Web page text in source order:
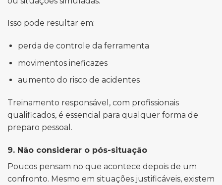
Isso pode resultar em:
perda de controle da ferramenta
movimentos ineficazes
aumento do risco de acidentes
Treinamento responsável, com profissionais
qualificados, é essencial para qualquer forma de
preparo pessoal.
9. Não considerar o pós-situação
Poucos pensam no que acontece depois de um
confronto. Mesmo em situações justificáveis, existem